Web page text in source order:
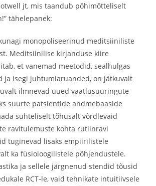
jt, mis taandub põhimõtteliselt
tähelepanek:
monopoliseerinud meditsiiniliste
Meditsiinilise kirjanduse kiire
et vanemad meetodid, sealhulgas
ja isegi juhtumiaruanded, on jätkuvalt
ilmnevad uued vaatlusuuringute
suurte patsientide andmebaaside
suhteliselt tõhusalt võrdlevaid
ravitulemuste kohta rutiinravi
tuginevad lisaks empiirilistele
ka füsioloogilistele põhjendustele.
ja sellele järgnenud stendid tõusid
RCT-le, vaid tehnikate intuitiivsele